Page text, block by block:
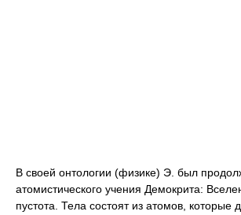
В своей онтологии (физике) Э. был
атомистического учения Демокрита:
пустота. Тела состоят из атомов, которые